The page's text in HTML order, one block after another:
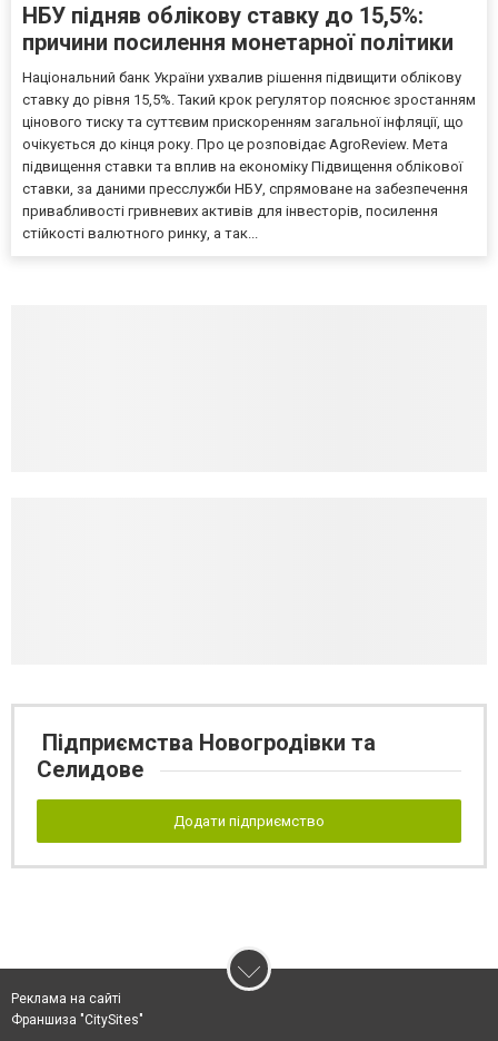
НБУ підняв облікову ставку до 15,5%:
причини посилення монетарної політики
Національний банк України ухвалив рішення підвищити облікову
ставку до рівня 15,5%. Такий крок регулятор пояснює зростанням
цінового тиску та суттєвим прискоренням загальної інфляції, що
очікується до кінця року. Про це розповідає AgroReview. Мета
підвищення ставки та вплив на економіку Підвищення облікової
ставки, за даними пресслужби НБУ, спрямоване на забезпечення
привабливості гривневих активів для інвесторів, посилення
стійкості валютного ринку, а так...
Підприємства Новогродівки та
Селидове
Додати підприємство
Реклама на сайті
Франшиза "CitySites"